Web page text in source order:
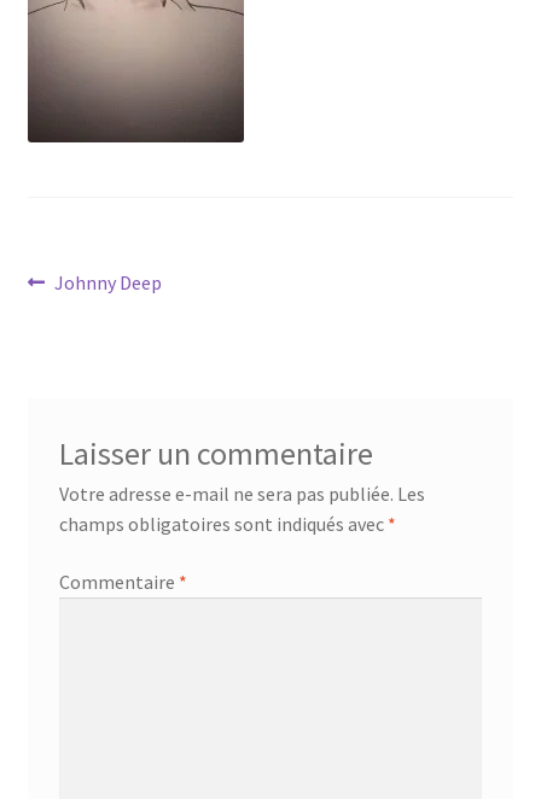
Tarifs
WPMS HTML Sitemap
Navigation
Article
Johnny Deep
Laisser un commentaire
Votre adresse e-mail ne sera pas publiée. Les
champs obligatoires sont indiqués avec *
Commentaire *